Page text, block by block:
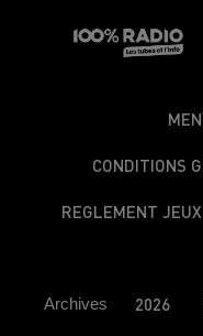
CONDITIONS
REGLEMENT
Archives 2026